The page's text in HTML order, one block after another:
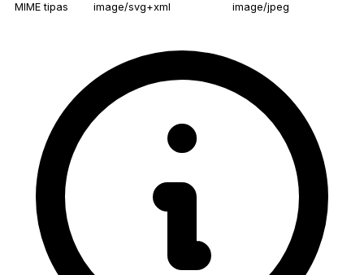
MIME tipas image/svg+xml image/jpeg